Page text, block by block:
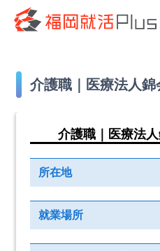
介護職｜医療法人
介護職｜医療法
所在地
就業場所